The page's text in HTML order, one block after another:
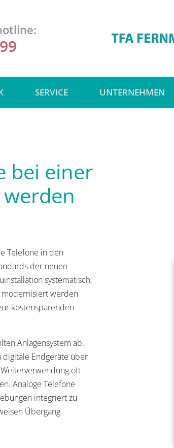
SERVICE UNTERNEHMEN
bei einer
Telefone in den
der neuen
systematisch,
werden
kostensparenden
Anlagensystem ab.
digitale Endgeräte über
oft
Analoge Telefone
integriert zu
Übergang